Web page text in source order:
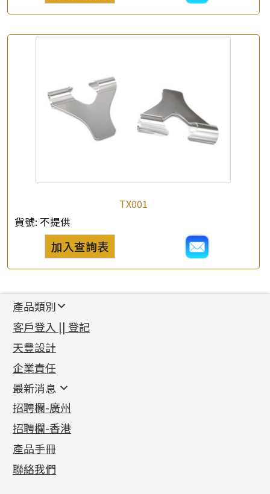
TX001
貨號: 不提供
加入查詢表
產品類別
新產品
足金系列
足金配件
機織鏈系列
珠仔鏈
镶口链
管狀網鏈
十字車花鏈系列
十字閃O鏈系列
十字錘打鏈系列
側身車花鏈系列
側身鏈系列
首飾配件
耳環類配件
卷迫系列
螺絲迫系列
梅花迫系列
平臺迫系列
綫拍系列
美拍系列
鏈類配件
動感車花吊墜
調節珠系列
生圈扣系列
龍蝦扣系列
鴨俐制系列
其他類配件
珠盤系列
袖口鈕系列
焊片及鐳射綫
空心車花管
珠類配件
無孔光身珠
空心光身珠
無孔批花珠
鑲口類
四爪頭系列
六爪頭系列
車花片
動感車花片
鑲口戒指
鑲口手鏈系列
首飾系列
手镯系列
戒指系列
空心耳環
空心车花管首饰链
空心手鐲系列
貴金屬原料
千足金
記憶金屬系列
記憶戒指
拉簧珠珠手鏈
記憶鈦手鐲
客戶登入 || 登記
天豐設計
企業責任
最新消息
最新消息
各項證書(2)
相片集(9)
展覽會資訊
最新產品資訊
招聘欄-廣州
招聘欄-香港
產品手冊
聯絡我們